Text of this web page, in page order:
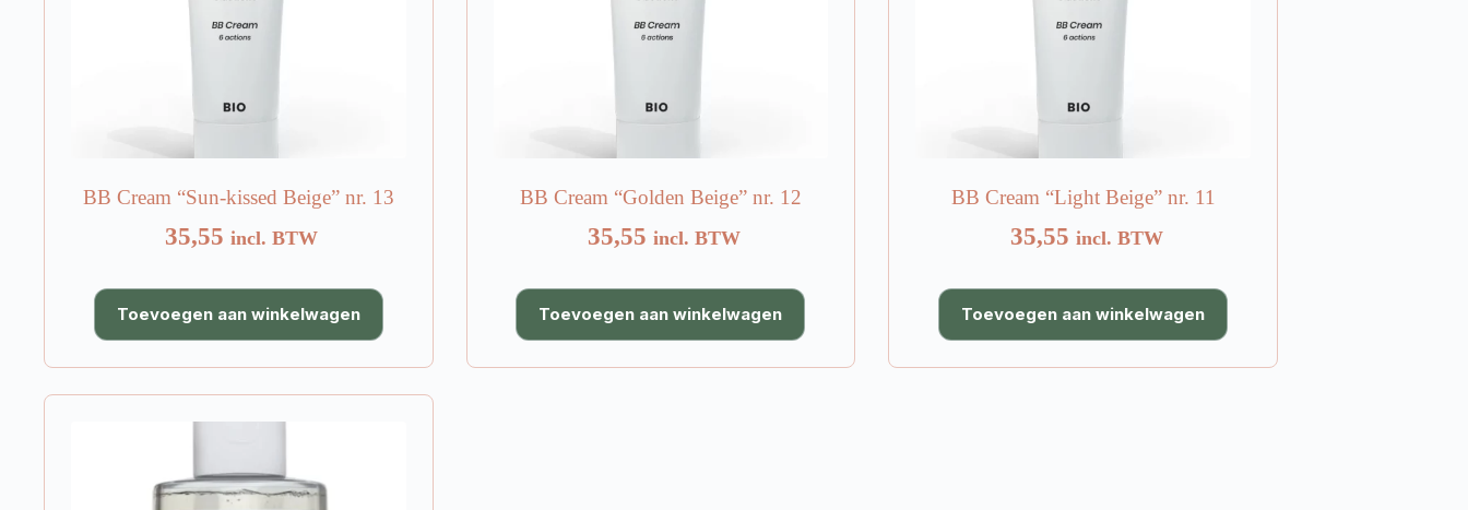
BB Cream “Sun-kissed Beige” nr. 13
35,55 incl. BTW
Toevoegen aan winkelwagen
BB Cream “Golden Beige” nr. 12
35,55 incl. BTW
Toevoegen aan winkelwagen
BB Cream “Light Beige” nr. 11
35,55 incl. BTW
Toevoegen aan winkelwagen